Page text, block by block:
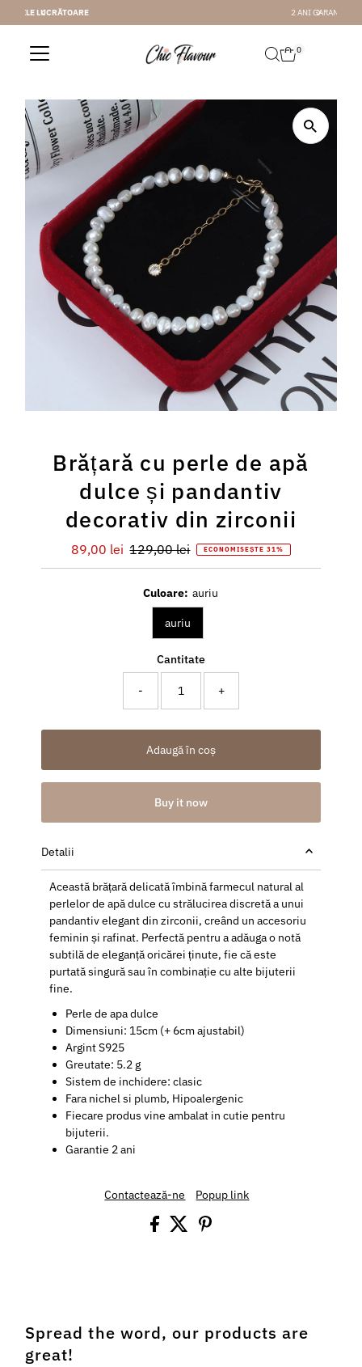
Sari la conținut
0
Brățară cu perle de apă
dulce și pandantiv
decorativ din zirconii
Preț
redus
89,00 lei Preț
întreg
129,00 lei ECONOMISEȘTE 31%
Culoare: auriu
auriu
Cantitate
- +
Adaugă în coș
Buy it now
Detalii
Această brățară delicată îmbină farmecul natural al
perlelor de apă dulce cu strălucirea discretă a unui
pandantiv elegant din zirconii, creând un accesoriu
feminin și rafinat. Perfectă pentru a adăuga o notă
subtilă de eleganță oricărei ținute, fie că este
purtată singură sau în combinație cu alte bijuterii
fine.
Perle de apa dulce
Dimensiuni: 15cm (+ 6cm ajustabil)
Argint S925
Greutate: 5.2 g
Sistem de inchidere: clasic
Fara nichel si plumb, Hipoalergenic
Fiecare produs vine ambalat in cutie pentru
bijuterii.
Garantie 2 ani
Contactează-ne Popup link
Spread the word, our products are
great!